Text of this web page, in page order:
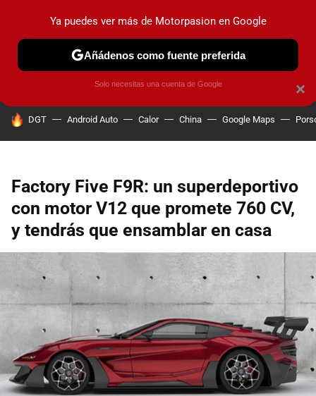
PRUEBAS COCHES ELÉCTRICOS OBSERVATORIO
HOY SE HABLA DE
DGT Android Auto Calor China Google Maps
Factory Five F9R: un superdeportivo
con motor V12 que promete 760 CV,
y tendrás que ensamblar en casa
×
Ya puedes ver más de Motorpasion en Google
Añádenos como fuente preferida
Solo necesitas una cuenta de Google